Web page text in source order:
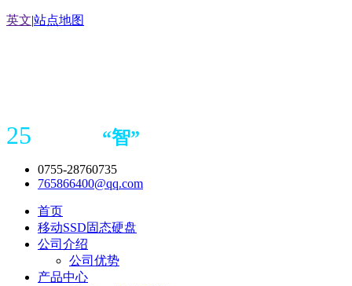
英文|站点地图
25 “智”
0755-28760735
765866400@qq.com
首页
移动SSD固态硬盘
公司介绍
公司优势
产品中心